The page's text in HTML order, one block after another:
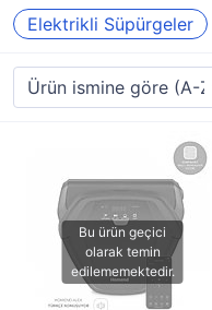
Elektrikli Süpürgeler